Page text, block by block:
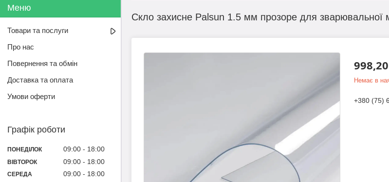
Скло захисне Palsun 1.5 мм прозоре для зварювальної
Немає в
+380 (75)
Товари та послуги
Про нас
Повернення та обмін
Доставка та оплата
Умови оферти
Графік роботи
ПОНЕДІЛОК 09:00 18:00
ВІВТОРОК 09:00 18:00
СЕРЕДА 09:00 18:00